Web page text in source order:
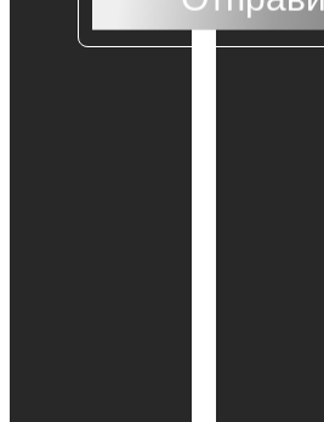
условиями обработки данных